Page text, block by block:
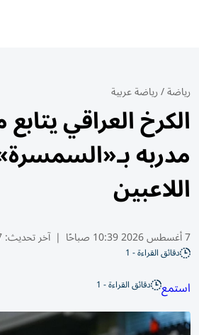
رياضة/رياضة عربية
الكرخ العراقي
مدربه
اللاعبين
7 أغسطس 2026 10:39 صباحًا | آخر تحديث:7
دقائق القراءة - 1
استمع دقائق القراءة - 1